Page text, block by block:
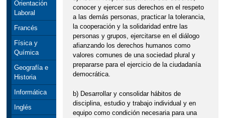
Orientación
Laboral
Francés
Física y
Química
Geografía e
Historia
Informática
Inglés
conocer y ejercer sus derechos en el respeto
a las demás personas, practicar la tolerancia,
la cooperación y la solidaridad entre las
personas y grupos, ejercitarse en el diálogo
afianzando los derechos humanos como
valores comunes de una sociedad plural y
prepararse para el ejercicio de la ciudadanía
democrática.
b) Desarrollar y consolidar hábitos de
disciplina, estudio y trabajo individual y en
equipo como condición necesaria para una